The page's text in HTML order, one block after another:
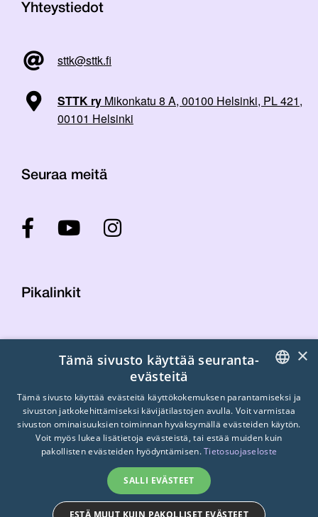
Yhteystiedot
sttk@sttk.fi
STTK ry Mikonkatu 8 A, 00100 Helsinki, PL 421,
00101 Helsinki
Seuraa meitä
Pikalinkit
Laskutustiedot
Tietosuojaseloste
Turvallisemman tilan periaatteet
FINNISH
SWEDISH
×
Tämä sivusto käyttää seuranta-
evästeitä
Tämä sivusto käyttää evästeitä käyttökokemuksen parantamiseksi ja
sivuston jatkokehittämiseksi kävijätilastojen avulla. Voit varmistaa
sivuston ominaisuuksien toiminnan hyväksymällä evästeiden käytön.
Voit myös lukea lisätietoja evästeistä, tai estää muiden kuin
pakollisten evästeiden hyödyntämisen.Tietosuojaseloste
SALLI EVÄSTEET
ESTÄ MUUT KUIN PAKOLLISET EVÄSTEET